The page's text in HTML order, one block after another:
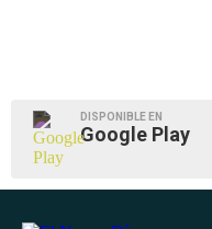
DISPONIBLE EN
Google Play